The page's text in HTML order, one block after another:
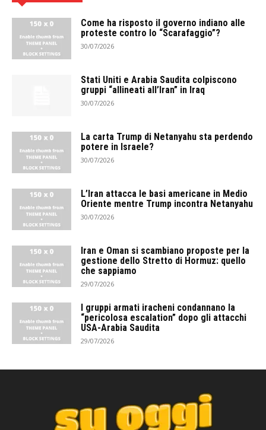
Come ha risposto il governo indiano alle
proteste contro lo “Scarafaggio”?
30/07/2026
Stati Uniti e Arabia Saudita colpiscono
gruppi “allineati all’Iran” in Iraq
30/07/2026
La carta Trump di Netanyahu sta perdendo
potere in Israele?
30/07/2026
L’Iran attacca le basi americane in Medio
Oriente mentre Trump incontra Netanyahu
30/07/2026
Iran e Oman si scambiano proposte per la
gestione dello Stretto di Hormuz: quello
che sappiamo
29/07/2026
I gruppi armati iracheni condannano la
“pericolosa escalation” dopo gli attacchi
USA-Arabia Saudita
29/07/2026